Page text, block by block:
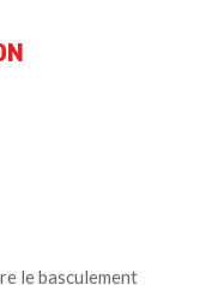
le basculement